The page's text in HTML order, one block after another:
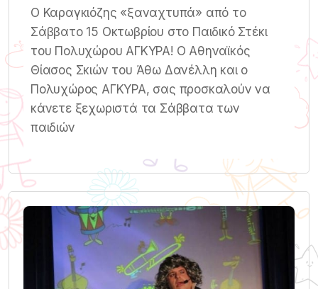
Ο Καραγκιόζης «ξαναχτυπά» από το
Σάββατο 15 Οκτωβρίου στο Παιδικό Στέκι
του Πολυχώρου ΑΓΚΥΡΑ! Ο Αθηναϊκός
Θίασος Σκιών του Άθω Δανέλλη και ο
Πολυχώρος ΑΓΚΥΡΑ, σας προσκαλούν να
κάνετε ξεχωριστά τα Σάββατα των
παιδιών